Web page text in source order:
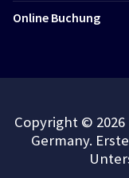
Online Buchung
Copyright ©
Germany.